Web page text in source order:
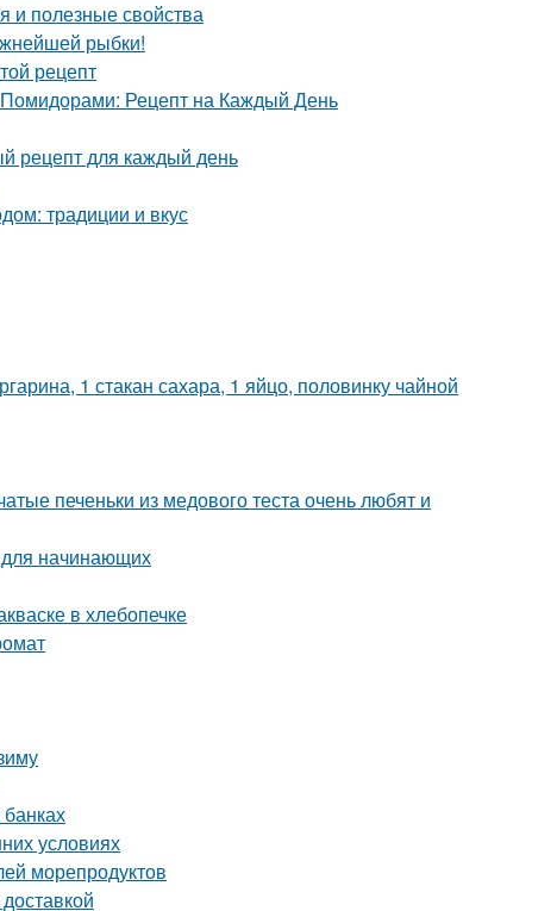
и полезные свойства
рыбки!
рецепт
Рецепт на Каждый День
рецепт для каждый день
традиции и вкус
1 стакан сахара, 1 яйцо, половинку чайной
печеньки из медового теста очень любят и
начинающих
в хлебопечке
условиях
морепродуктов